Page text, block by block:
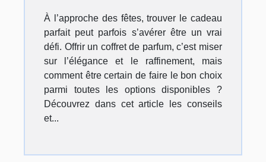
À l’approche des fêtes, trouver le cadeau
parfait peut parfois s’avérer être un vrai
défi. Offrir un coffret de parfum, c’est miser
sur l’élégance et le raffinement, mais
comment être certain de faire le bon choix
parmi toutes les options disponibles ?
Découvrez dans cet article les conseils
et...